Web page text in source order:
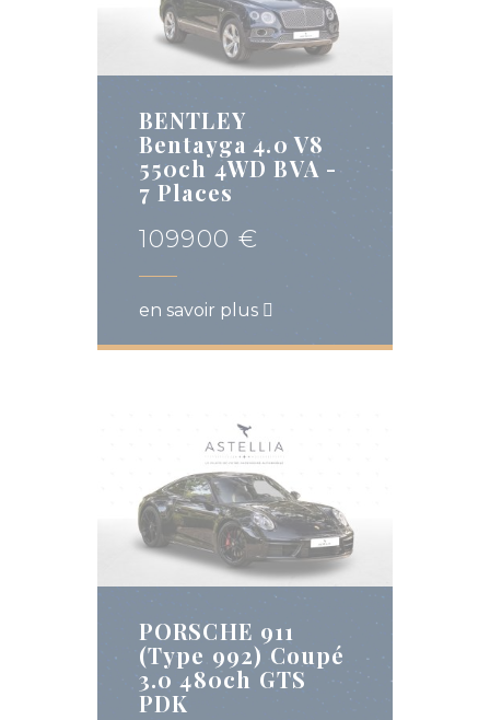
BENTLEY
Bentayga 4.0 V8
550ch 4WD BVA -
7 Places
109900 €
en savoir plus
PORSCHE 911
(Type 992) Coupé
3.0 480ch GTS
PDK